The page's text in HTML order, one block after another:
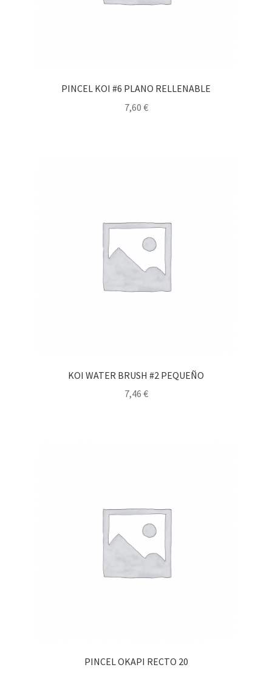
PINCEL KOI #6 PLANO RELLENABLE
7,60 €
KOI WATER BRUSH #2 PEQUEÑO
7,46 €
PINCEL OKAPI RECTO 20